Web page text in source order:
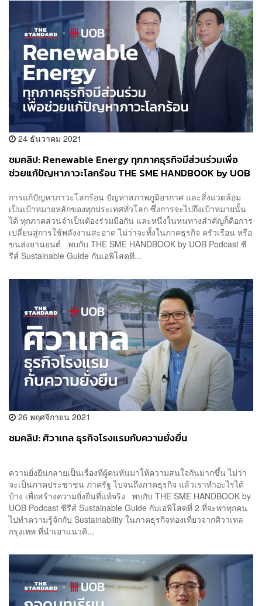
24 ธันวาคม 2021
ชมคลิป: Renewable Energy ทุกภาคธุรกิจมีส่วนร่วมเพื่อ
ช่วยแก้ปัญหาภาวะโลกร้อน THE SME HANDBOOK by UOB
การแก้ปัญหาภาวะโลกร้อน ปัญหาสภาพภูมิอากาศ และสิ่งแวดล้อม
เป็นเป้าหมายหลักของทุกประเทศทั่วโลก ซึ่งการจะไปถึงเป้าหมายนั้น
ได้ ทุกภาคส่วนจำเป็นต้องร่วมมือกัน และหนึ่งในหนทางสำคัญก็คือการ
เปลี่ยนสู่การใช้พลังงานสะอาด ไม่ว่าจะทั้งในภาคธุรกิจ ครัวเรือน หรือ
ขนส่งยานยนต์ พบกับ THE SME HANDBOOK by UOB Podcast ซี
รีส์ Sustainable Guide กับเอพิโสดที...
26 พฤศจิกายน 2021
ชมคลิป: ศิวาเทล ธุรกิจโรงแรมกับความยั่งยื่น
ความยั่งยืนกลายเป็นเรื่องที่ผู้คนหันมาให้ความสนใจกันมากขึ้น ไม่ว่า
จะเป็นภาคประชาชน ภาครัฐ ไปจนถึงภาคธุรกิจ แล้วเราทำอะไรได้
บ้าง เพื่อสร้างความยั่งยืนที่แท้จริง พบกับ THE SME HANDBOOK by
UOB Podcast ซีรีส์ Sustainable Guide กับเอพิโสดที่ 2 ที่จะพาทุกคน
ไปทำความรู้จักกับ Sustainability ในภาคธุรกิจท่องเที่ยวจากศิวาเทล
กรุงเทพ ที่นำเอาแนวคิ...